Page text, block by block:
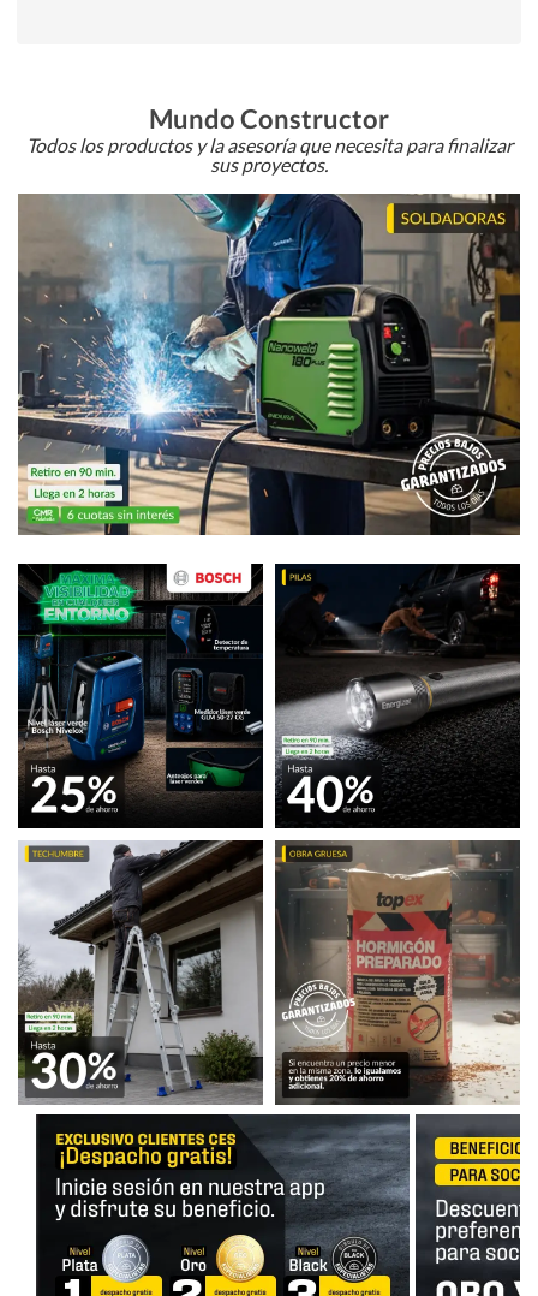
Mundo Constructor
Todos los productos y la asesoría que necesita para finalizar
sus proyectos.